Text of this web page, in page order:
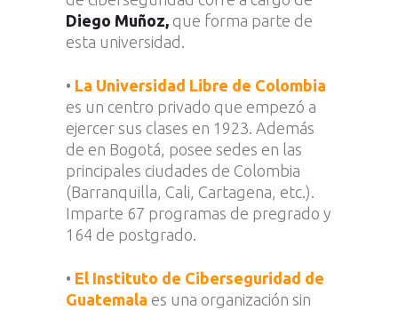
Diego Muñoz, que forma parte de
esta universidad.
• La Universidad Libre de Colombia
es un centro privado que empezó a
ejercer sus clases en 1923. Además
de en Bogotá, posee sedes en las
principales ciudades de Colombia
(Barranquilla, Cali, Cartagena, etc.).
Imparte 67 programas de pregrado y
164 de postgrado.
• El Instituto de Ciberseguridad de
Guatemala es una organización sin